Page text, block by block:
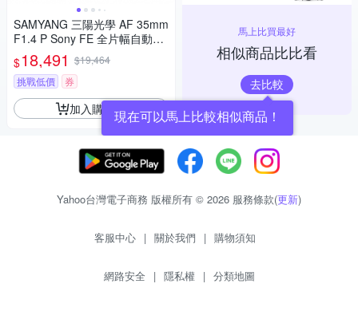
SAMYANG 三陽光學 AF 35mm
F1.4 P Sony FE 全片幅自動對
焦鏡頭 公司貨
$18,491 $19,464
挑戰低價
券
加入購物車
馬上比買最好
相似商品比比看
去比較
現在可以馬上比較相似商品！
Yahoo台灣電子商務 版權所有 © 2026 服務條款(更新)
客服中心 | 關於我們 | 購物須知
網路安全 | 隱私權 | 分類地圖